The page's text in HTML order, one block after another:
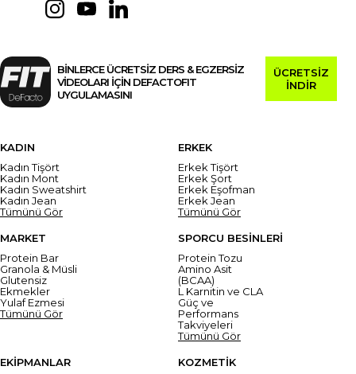
BİNLERCE ÜCRETSİZ DERS & EGZERSİZ
VİDEOLARI İÇİN DEFACTOFIT
UYGULAMASINI
ÜCRETSİZ
İNDİR
KADIN
Kadın Tişört
Kadın Mont
Kadın Sweatshirt
Kadın Jean
Tümünü Gör
ERKEK
Erkek Tişört
Erkek Şort
Erkek Eşofman
Erkek Jean
Tümünü Gör
MARKET
Protein Bar
Granola & Müsli
Glutensiz
Ekmekler
Yulaf Ezmesi
Tümünü Gör
SPORCU BESİNLERİ
Protein Tozu
Amino Asit
(BCAA)
L Karnitin ve CLA
Güç ve
Performans
Takviyeleri
Tümünü Gör
EKİPMANLAR
KOZMETİK